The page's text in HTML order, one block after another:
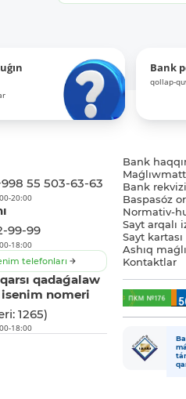
Bank
qollap-
55 503-63-63
20:00
99-99
18:00
telefonları
qadaǵalaw
nomeri
1265)
18:00
Bank
Bank
Baspasóz
Normativ-
Sayt arqalı
Sayt kartası
Ashıq
Kontaktlar